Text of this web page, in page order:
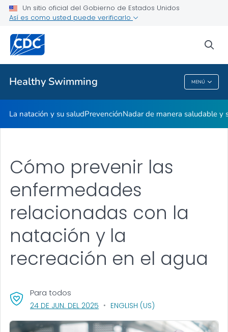
Un sitio oficial del Gobierno de Estados Unidos
Así es como usted puede verificarlo
Healthy Swimming MENÚ
Kit de herramientas
Temas relacionados
Healthy Swimming
La natación y su saludPrevenciónNadar de manera saludable y
Cómo prevenir las
enfermedades
relacionadas con la
natación y la
recreación en el agua
Para todos
24 DE JUN. DEL 2025 , VISIT LINK FOR DETAILS.
ENGLISH (US)